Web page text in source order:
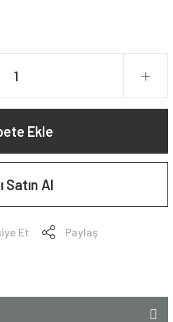
Ekle
Satın Al
Et Paylaş